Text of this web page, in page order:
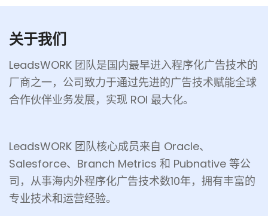
关于我们
LeadsWORK 团队是国内最早进入程序化广告技术的
厂商之一，公司致力于通过先进的广告技术赋能全球
合作伙伴业务发展，实现 ROI 最大化。
LeadsWORK 团队核心成员来自 Oracle、
Salesforce、Branch Metrics 和 Pubnative 等公
司，从事海内外程序化广告技术数10年，拥有丰富的
专业技术和运营经验。